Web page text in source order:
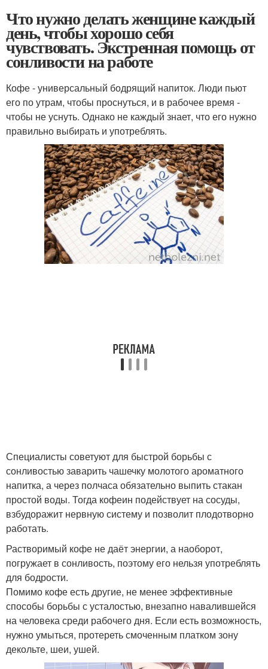
Что нужно делать женщине каждый
день, чтобы хорошо себя
чувствовать. Экстренная помощь от
сонливости на работе
Кофе - универсальный бодрящий напиток. Люди пьют
его по утрам, чтобы проснуться, и в рабочее время -
чтобы не уснуть. Однако не каждый знает, что его нужно
правильно выбирать и употреблять.
Специалисты советуют для быстрой борьбы с
сонливостью заварить чашечку молотого ароматного
напитка, а через полчаса обязательно выпить стакан
простой воды. Тогда кофеин подействует на сосуды,
взбудоражит нервную систему и позволит плодотворно
работать.
Растворимый кофе не даёт энергии, а наоборот,
погружает в сонливость, поэтому его нельзя употреблять
для бодрости.
Помимо кофе есть другие, не менее эффективные
способы борьбы с усталостью, внезапно навалившейся
на человека среди рабочего дня. Если есть возможность,
нужно умыться, протереть смоченным платком зону
декольте, шеи, ушей.